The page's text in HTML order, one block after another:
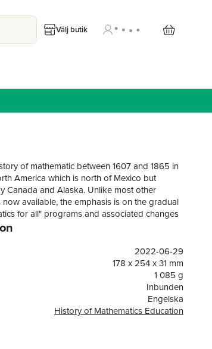
Välj butik
of mathematic between 1607 and 1865 in
America which is north of Mexico but
Canada and Alaska. Unlike most other
available, the emphasis is on the gradual
for all" programs and associated changes
emergence. The book takes account of
ages. It also pays attention to the
how it was taught and learned.
2022-06-29
178 x 254 x 31 mm
1 085 g
Inbunden
Engelska
History of Mathematics Education